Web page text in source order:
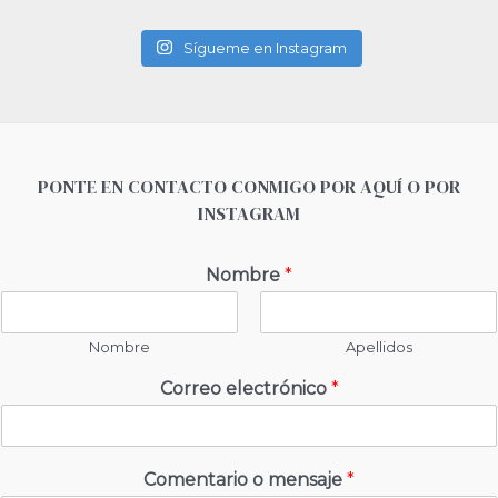
Sígueme en Instagram
PONTE EN CONTACTO CONMIGO POR AQUÍ O POR
INSTAGRAM
Nombre *
Nombre Apellidos
Correo electrónico *
Comentario o mensaje *